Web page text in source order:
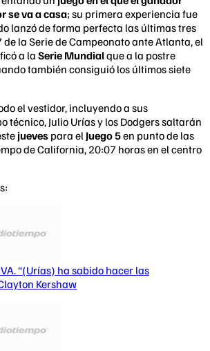
se va a casa; su primera experiencia fue
lanzó de forma perfecta las últimas tres
de la Serie de Campeonato ante Atlanta, el
a la Serie Mundialque a la postre
también consiguió los últimos siete
el vestidor, incluyendo a sus
técnico, Julio Urías y los Dodgers saltarán
jueves para el Juego 5en punto de las
de California, 20:07 horas en el centro
“(Urías) ha sabido hacer las
Kershaw